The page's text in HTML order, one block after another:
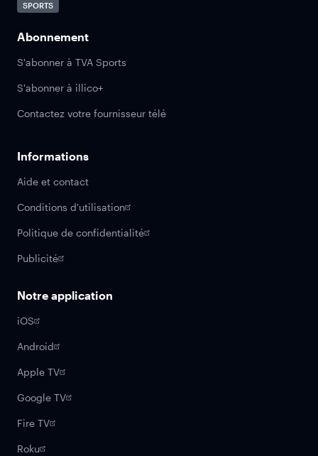
SPORTS
Abonnement
S'abonner à TVA Sports
S'abonner à illico+
Contactez votre fournisseur télé
Informations
Aide et contact
Conditions d'utilisation
Politique de confidentialité
Publicité
Notre application
iOS
Android
Apple TV
Google TV
Fire TV
Roku